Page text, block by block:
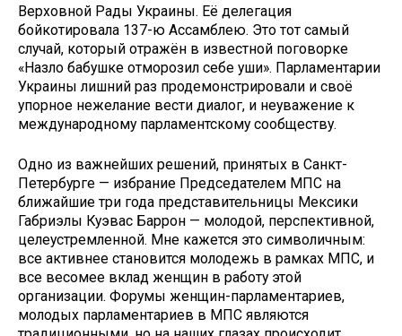
Верховной Рады Украины. Её делегация
бойкотировала 137-ю Ассамблею. Это тот самый
случай, который отражён в известной поговорке
«Назло бабушке отморозил себе уши». Парламентарии
Украины лишний раз продемонстрировали и своё
упорное нежелание вести диалог, и неуважение к
международному парламентскому сообществу.
Одно из важнейших решений, принятых в Санкт-
Петербурге — избрание Председателем МПС на
ближайшие три года представительницы Мексики
Габриэлы Куэвас Баррон — молодой, перспективной,
целеустремленной. Мне кажется это символичным:
все активнее становится молодежь в рамках МПС, и
все весомее вклад женщин в работу этой
организации. Форумы женщин-парламентариев,
молодых парламентариев в МПС являются